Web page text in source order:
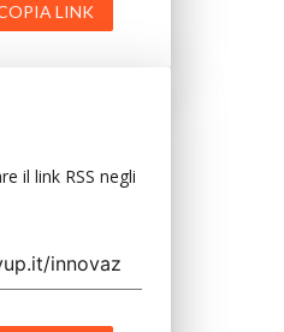
LINK
il link RSS negli